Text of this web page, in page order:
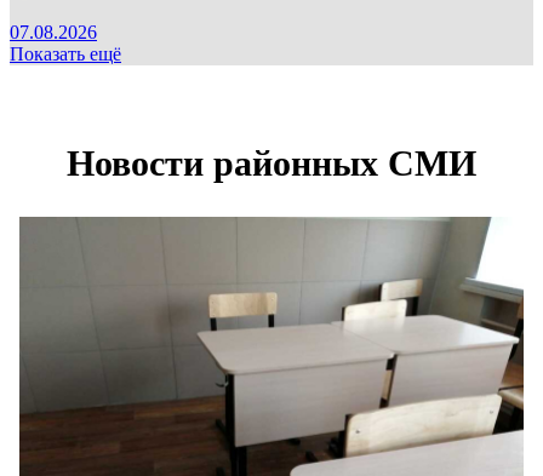
07.08.2026
Показать ещё